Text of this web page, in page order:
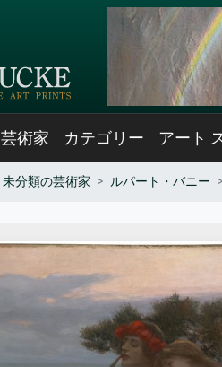
芸術家 カテゴリー アート
未分類の芸術家 ルパート・バニー